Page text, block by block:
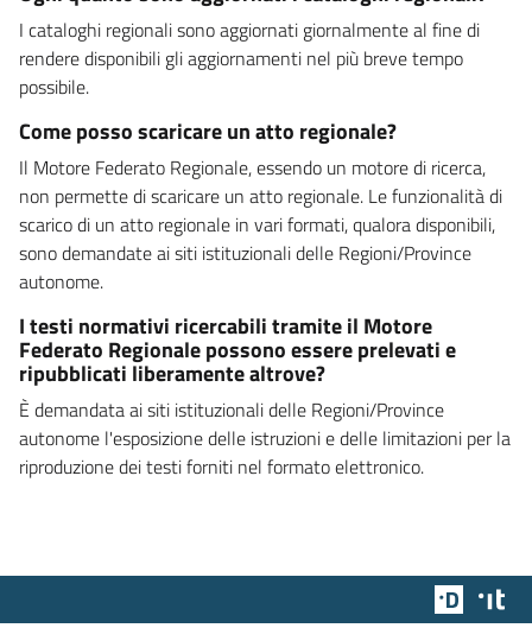
I cataloghi regionali sono aggiornati giornalmente al fine di
rendere disponibili gli aggiornamenti nel più breve tempo
possibile.
Come posso scaricare un atto regionale?
Il Motore Federato Regionale, essendo un motore di ricerca,
non permette di scaricare un atto regionale. Le funzionalità di
scarico di un atto regionale in vari formati, qualora disponibili,
sono demandate ai siti istituzionali delle Regioni/Province
autonome.
I testi normativi ricercabili tramite il Motore
Federato Regionale possono essere prelevati e
ripubblicati liberamente altrove?
È demandata ai siti istituzionali delle Regioni/Province
autonome l'esposizione delle istruzioni e delle limitazioni per la
riproduzione dei testi forniti nel formato elettronico.
Team